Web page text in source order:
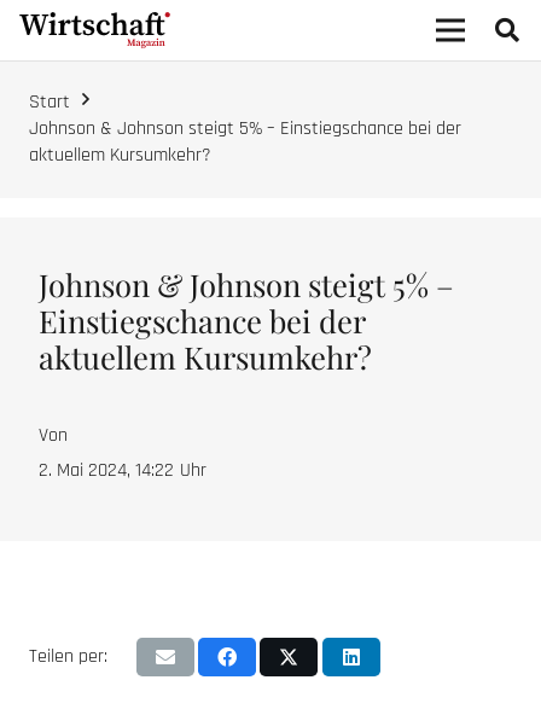
Start
Johnson & Johnson steigt 5% – Einstiegschance bei der
aktuellem Kursumkehr?
Johnson & Johnson steigt 5% –
Einstiegschance bei der
aktuellem Kursumkehr?
Von
2. Mai 2024, 14:22 Uhr
Teilen per: